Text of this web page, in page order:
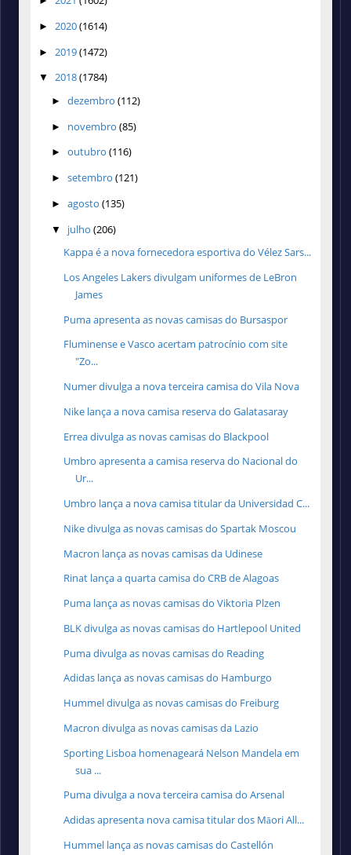
► 2020(1614)
► 2019(1472)
▼ 2018(1784)
► dezembro (112)
► novembro (85)
► outubro (116)
► setembro (121)
► agosto (135)
▼ julho (206)
Kappa é a nova fornecedora esportiva do Vélez Sars...
Los Angeles Lakers divulgam uniformes de LeBron
James
Puma apresenta as novas camisas do Bursaspor
Fluminense e Vasco acertam patrocínio com site
"Zo...
Numer divulga a nova terceira camisa do Vila Nova
Nike lança a nova camisa reserva do Galatasaray
Errea divulga as novas camisas do Blackpool
Umbro apresenta a camisa reserva do Nacional do
Ur...
Umbro lança a nova camisa titular da Universidad C...
Nike divulga as novas camisas do Spartak Moscou
Macron lança as novas camisas da Udinese
Rinat lança a quarta camisa do CRB de Alagoas
Puma lança as novas camisas do Viktoria Plzen
BLK divulga as novas camisas do Hartlepool United
Puma divulga as novas camisas do Reading
Adidas lança as novas camisas do Hamburgo
Hummel divulga as novas camisas do Freiburg
Macron divulga as novas camisas da Lazio
Sporting Lisboa homenageará Nelson Mandela em
sua ...
Puma divulga a nova terceira camisa do Arsenal
Adidas apresenta nova camisa titular dos Māori All...
Hummel lança as novas camisas do Castellón